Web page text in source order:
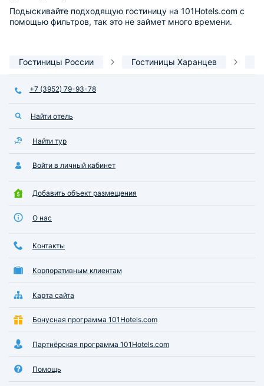
Подыскивайте подходящую гостиницу на 101Hotels.com с
помощью фильтров, так это не займет много времени.
Гостиницы России Гостиницы Харанцев
+7 (3952) 79-93-78
Найти отель
Найти тур
Войти в личный кабинет
Добавить объект размещения
О нас
Контакты
Корпоративным клиентам
Карта сайта
Бонусная программа 101Hotels.com
Партнёрская программа 101Hotels.com
Помощь